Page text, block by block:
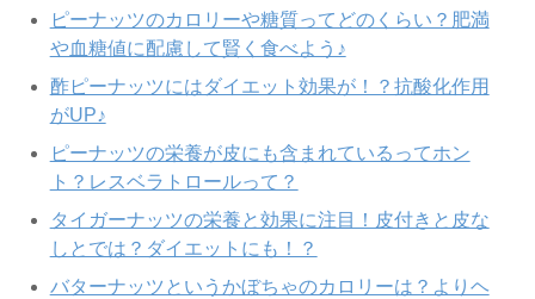
ピーナッツのカロリーや糖質ってどのくらい？肥満
や血糖値に配慮して賢く食べよう♪
酢ピーナッツにはダイエット効果が！？抗酸化作用
がUP♪
ピーナッツの栄養が皮にも含まれているってホン
ト？レスベラトロールって？
タイガーナッツの栄養と効果に注目！皮付きと皮な
しとでは？ダイエットにも！？
バターナッツというかぼちゃのカロリーは？よりヘ